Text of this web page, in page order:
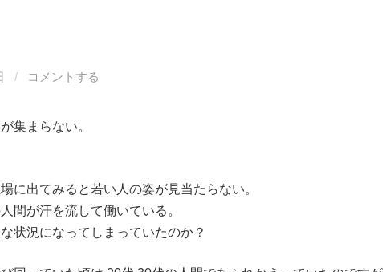
/ コメントする
集まらない。
に出てみると若い人の姿が見当たらない。
間が汗を流して働いている。
状況になってしまっていたのか？